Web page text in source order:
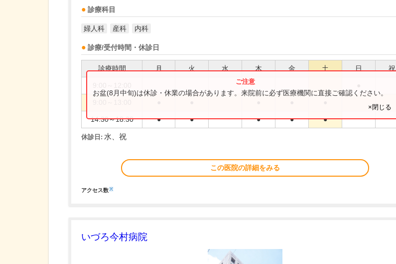
診療科目
婦人科 産科 内科
診療/受付時間・休診日
診療時間 月 火 水 木 金 土 日 祝
14:30～18:30 ● ● ● ● ●
お盆(8月中旬)は休診・休業の場合があります。来院前に必ず医療機関に直接ご確認ください。
×閉じる
休診日: 水、祝
この医院の詳細をみる
アクセス数※
いづろ今村病院